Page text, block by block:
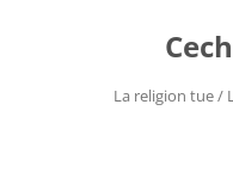
La religion tue /